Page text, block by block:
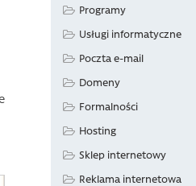
Programy
Usługi informatyczne
Poczta e-mail
Domeny
Formalności
Hosting
Sklep internetowy
Reklama internetowa